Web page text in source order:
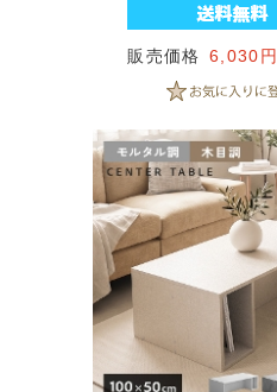
販売価格 6,030円